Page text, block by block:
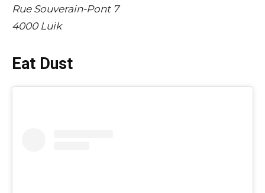
Rue Souverain-Pont 7
4000 Luik
Eat Dust